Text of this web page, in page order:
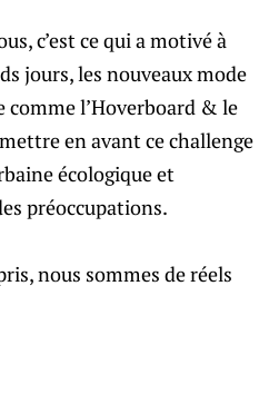
c’est ce qui a motivé à
jours, les nouveaux mode
l’Hoverboard & le
en avant ce challenge
écologique et
préoccupations.
nous sommes de réels